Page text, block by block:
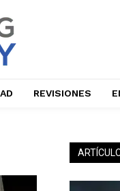
REVISIONES